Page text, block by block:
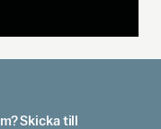
Skicka till